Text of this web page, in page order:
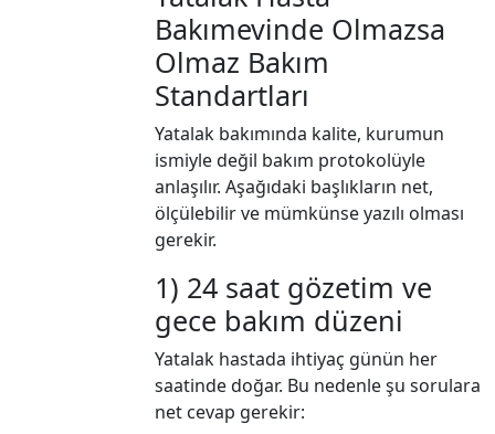
Bakımevinde Olmazsa
Olmaz Bakım
Standartları
Yatalak bakımında kalite, kurumun
ismiyle değil bakım protokolüyle
anlaşılır. Aşağıdaki başlıkların net,
ölçülebilir ve mümkünse yazılı olması
gerekir.
1) 24 saat gözetim ve
gece bakım düzeni
Yatalak hastada ihtiyaç günün her
saatinde doğar. Bu nedenle şu sorulara
net cevap gerekir: